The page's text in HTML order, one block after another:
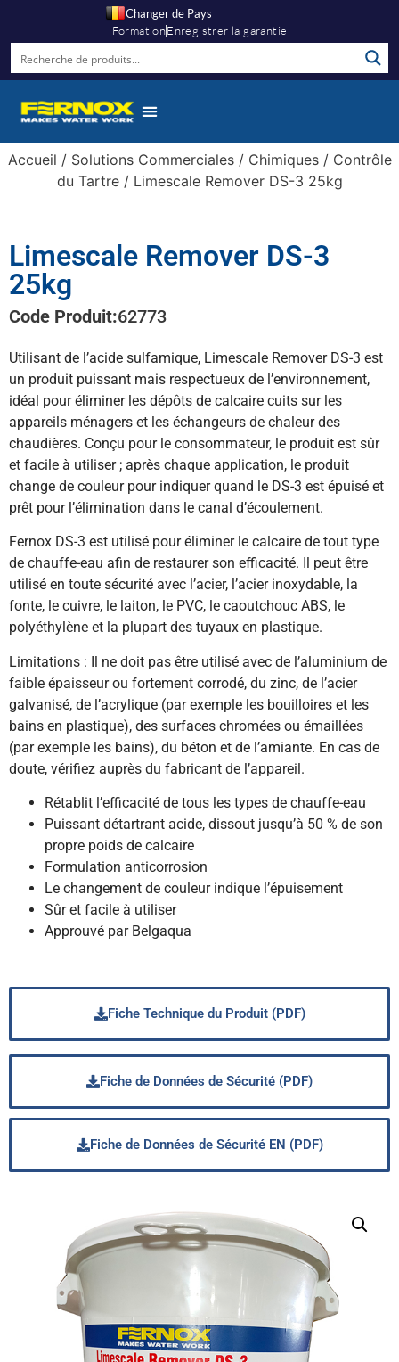
Changer de Pays
FormationEnregistrer la garantie
Accueil / Solutions Commerciales/ Chimiques/ Contrôle
du Tartre/ Limescale Remover DS-3 25kg
Limescale Remover DS-3
25kg
Code Produit:62773
Utilisant de l’acide sulfamique, Limescale Remover DS-3 est
un produit puissant mais respectueux de l’environnement,
idéal pour éliminer les dépôts de calcaire cuits sur les
appareils ménagers et les échangeurs de chaleur des
chaudières. Conçu pour le consommateur, le produit est sûr
et facile à utiliser ; après chaque application, le produit
change de couleur pour indiquer quand le DS-3 est épuisé et
prêt pour l’élimination dans le canal d’écoulement.
Fernox DS-3 est utilisé pour éliminer le calcaire de tout type
de chauffe-eau afin de restaurer son efficacité. Il peut être
utilisé en toute sécurité avec l’acier, l’acier inoxydable, la
fonte, le cuivre, le laiton, le PVC, le caoutchouc ABS, le
polyéthylène et la plupart des tuyaux en plastique.
Limitations : Il ne doit pas être utilisé avec de l’aluminium de
faible épaisseur ou fortement corrodé, du zinc, de l’acier
galvanisé, de l’acrylique (par exemple les bouilloires et les
bains en plastique), des surfaces chromées ou émaillées
(par exemple les bains), du béton et de l’amiante. En cas de
doute, vérifiez auprès du fabricant de l’appareil.
Rétablit l’efficacité de tous les types de chauffe-eau
Puissant détartrant acide, dissout jusqu’à 50 % de son
propre poids de calcaire
Formulation anticorrosion
Le changement de couleur indique l’épuisement
Sûr et facile à utiliser
Approuvé par Belgaqua
Fiche Technique du Produit (PDF)
Fiche de Données de Sécurité (PDF)
Fiche de Données de Sécurité EN (PDF)